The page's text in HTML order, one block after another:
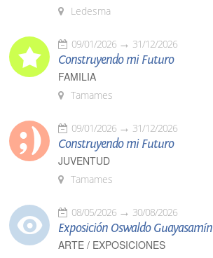
Ledesma
09/01/2026 31/12/2026
Construyendo mi Futuro
FAMILIA
Tamames
09/01/2026 31/12/2026
Construyendo mi Futuro
JUVENTUD
Tamames
08/05/2026 30/08/2026
Exposición Oswaldo Guayasamín
ARTE / EXPOSICIONES